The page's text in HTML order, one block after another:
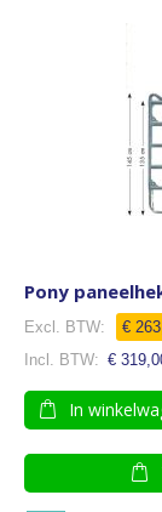
Pony
€
€
In